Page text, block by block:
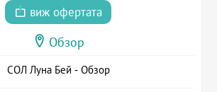
виж офертата
Обзор
СОЛ Луна Бей - Обзор